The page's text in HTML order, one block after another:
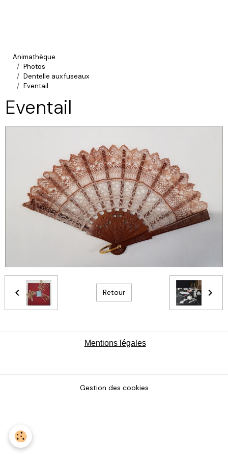
Animathèque
Photos
Dentelle aux fuseaux
Eventail
Eventail
Retour
Mentions légales
Gestion des cookies